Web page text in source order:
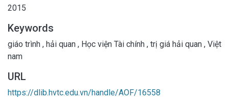
2015
Keywords
giáo trình , hải quan , Học viện Tài chính , trị giá hải quan , Việt
nam
URL
https://dlib.hvtc.edu.vn/handle/AOF/16558